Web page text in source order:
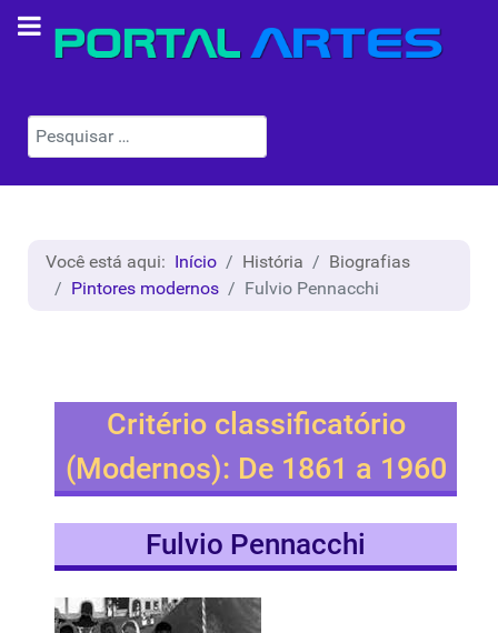
Pesquisar
Você está aqui: Início História
Biografias
Pintores modernos
Fulvio Pennacchi
Critério classificatório
(Modernos): De 1861 a 1960
Fulvio Pennacchi